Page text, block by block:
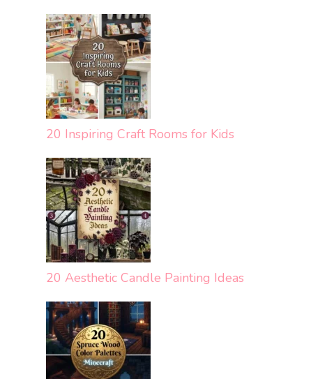
20 Inspiring Craft Rooms for Kids
20 Aesthetic Candle Painting Ideas